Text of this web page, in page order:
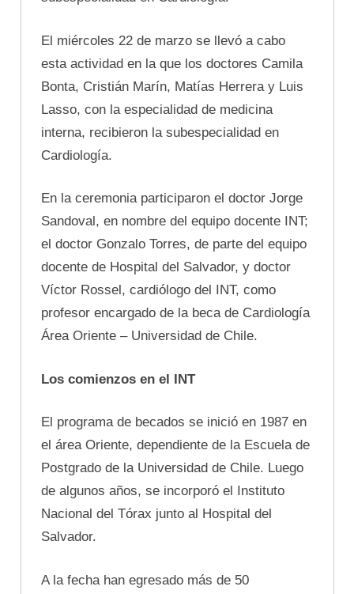
El miércoles 22 de marzo se llevó a cabo
esta actividad en la que los doctores Camila
Bonta, Cristián Marín, Matías Herrera y Luis
Lasso, con la especialidad de medicina
interna, recibieron la subespecialidad en
Cardiología.
En la ceremonia participaron el doctor Jorge
Sandoval, en nombre del equipo docente INT;
el doctor Gonzalo Torres, de parte del equipo
docente de Hospital del Salvador, y doctor
Víctor Rossel, cardiólogo del INT, como
profesor encargado de la beca de Cardiología
Área Oriente – Universidad de Chile.
Los comienzos en el INT
El programa de becados se inició en 1987 en
el área Oriente, dependiente de la Escuela de
Postgrado de la Universidad de Chile. Luego
de algunos años, se incorporó el Instituto
Nacional del Tórax junto al Hospital del
Salvador.
A la fecha han egresado más de 50